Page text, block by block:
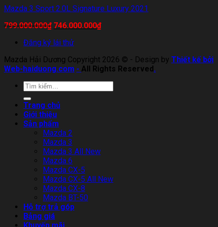
Mazda 3 Sport 2.0L Signature Luxury 2021
799.000.000₫ 746.000.000₫
Đăng ký lái thử
Mazda Hải Dương Copyright 2026 © - Design by Thiết kế bởi
Web-haiduong.com - All Rights Reserved .
Trang chủ
Giới thiệu
Sản phẩm
Mazda 2
Mazda 3
Mazda 3 All New
Mazda 6
Mazda CX-5
Mazda CX-5 All New
Mazda CX-8
Mazda BT-50
Hỗ trợ trả góp
Bảng giá